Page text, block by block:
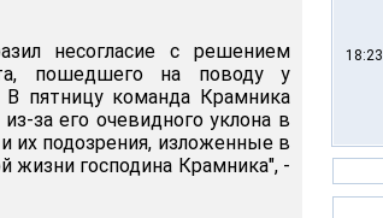
несогласие с решением
пошедшего на поводу у
В пятницу команда Крамника
за его очевидного уклона в
их подозрения, изложенные в
жизни господина Крамника", -
18:23